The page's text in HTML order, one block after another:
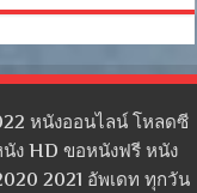
หนังออนไลน์ โหลดซี
ง HD ขอหนังฟรี หนัง
2021 อัพเดท ทุกวัน